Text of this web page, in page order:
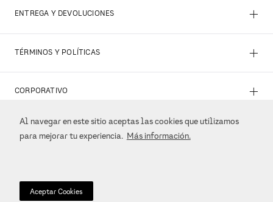
Al navegar en este sitio aceptas las cookies que utilizamos
para mejorar tu experiencia. Más información.
Aceptar Cookies
ENTREGA Y DEVOLUCIONES +
TÉRMINOS Y POLÍTICAS +
CORPORATIVO +
REDES SOCIALES